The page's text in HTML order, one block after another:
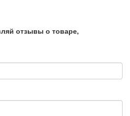
отзывы о товаре,